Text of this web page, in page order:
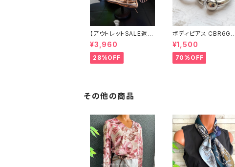
【アウトレットSALE返品
交換不可8/20まで】つ
ば広サマーハット・通気
性・軽量 ワイヤー入り
ハット ボーダー＆BIGリ
¥3,960
28%OFF
ボディピアス CBR6G
両耳2個セット 1ボール
ネジ式 簡単脱着 サー
ジカルステンレス NY直
輸入
¥1,500
70%OFF
その他の商品